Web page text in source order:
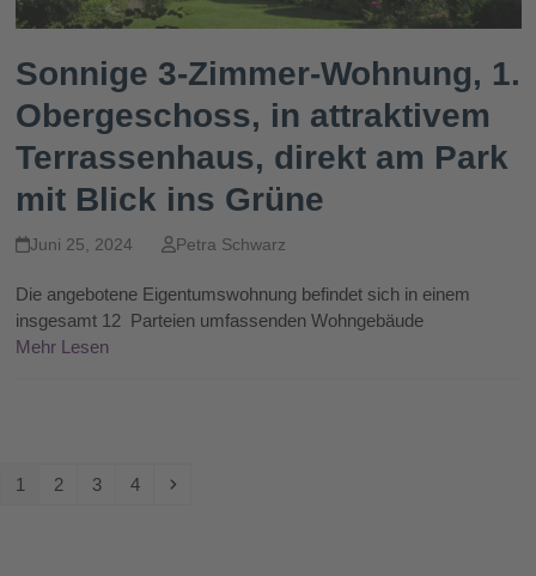
Sonnige 3-Zimmer-Wohnung, 1.
Obergeschoss, in attraktivem
Terrassenhaus, direkt am Park
mit Blick ins Grüne
Juni 25, 2024 Petra Schwarz
Die angebotene Eigentumswohnung befindet sich in einem
insgesamt 12 Parteien umfassenden Wohngebäude
Mehr Lesen
Seite
1 Seite
2 Seite
3 Seite
4 Vorwärts